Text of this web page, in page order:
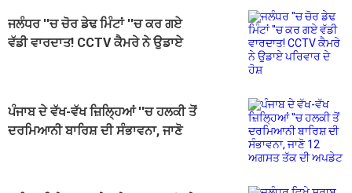
ਜਲੰਧਰ ''ਚ ਚੋਰ ਡੇਢ ਮਿੰਟਾਂ ''ਚ ਕਰ ਗਏ
ਵੱਡੀ ਵਾਰਦਾਤ! CCTV ਕੈਮਰੇ ਨੇ ਉਡਾਏ
ਪੰਜਾਬ ਦੇ ਵੱਖ-ਵੱਖ ਜ਼ਿਲ੍ਹਿਆਂ ''ਚ ਹਲਕੀ ਤੋਂ
ਦਰਮਿਆਨੀ ਬਾਰਿਸ਼ ਦੀ ਸੰਭਾਵਨਾ, ਜਾਣੋ